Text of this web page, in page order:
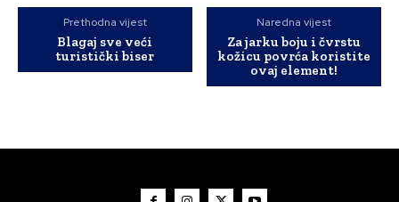
Prethodna vijest
Blagaj sve veći
turistički biser
Naredna vijest
Za jarku boju i čvrstu
kožicu povrća koristite
ovaj element!